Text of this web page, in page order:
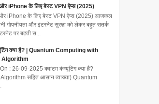
iPhone के लिए बेस्ट VPN ऐप्स (2025)
iPhone के लिए बेस्ट VPN ऐप्स (2025) आजकल
गोपनीयता और इंटरनेट सुरक्षा को लेकर बहुत सतर्क
पर बढ़ती स...
क्या है? | Quantum Computing with
: 26-09-2025 क्वांटम कंप्यूटिंग क्या है?
सहित आसान व्याख्या) Quantum